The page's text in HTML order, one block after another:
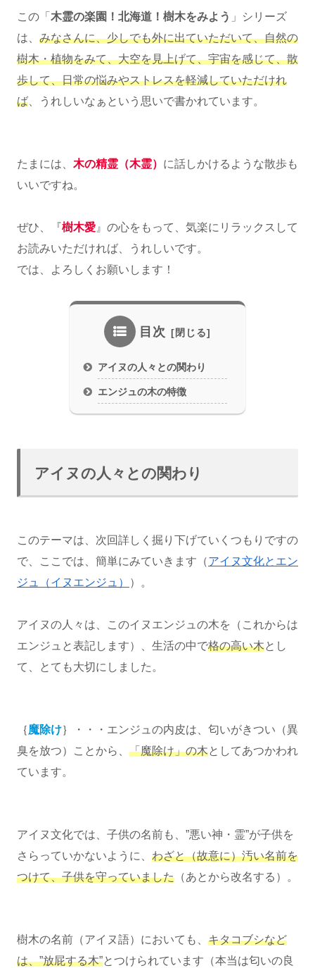
この「 木霊の楽園！北海道！樹木をみよう 」シリーズ
は、 みなさんに、少しでも外に出ていただいて、自然の
樹木・植物をみて、大空を見上げて、宇宙を感じて、散
歩して、日常の悩みやストレスを軽減していただけれ
ば 、うれしいなぁという思いで書かれています。
たまには、 木の精霊（木霊） に話しかけるような散歩も
いいですね。
ぜひ、『樹木愛 』の心をもって、気楽にリラックスして
お読みいただければ、うれしいです。
では、よろしくお願いします！
目次
アイヌの人々との関わり
エンジュの木の特徴
アイヌの人々との関わり
このテーマは、次回詳しく掘り下げていくつもりですの
で、ここでは、簡単にみていきます（アイヌ文化とエン
ジュ（イヌエンジュ）
）。
アイヌの人々は、このイヌエンジュの木を（これからは
エンジュと表記します）、生活の中で格の高い木とし
て、とても大切にしました。
｛魔除け｝・・・エンジュの内皮は、匂いがきつい（異
臭を放つ）ことから、 「魔除け」の木としてあつかわれ
ています。
アイヌ文化では、子供の名前も、”悪い神・霊”が子供を
さらっていかないように、 わざと（故意に）汚い名前を
つけて、子供を守っていました （あとから改名する）。
樹木の名前（アイヌ語）においても、 キタコブシなど
は、”放屁する木”とつけられています（本当は匂いの良